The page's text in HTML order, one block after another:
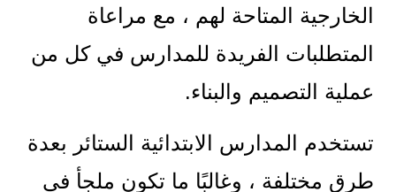
الخارجية المتاحة لهم ، مع مراعاة
المتطلبات الفريدة للمدارس في كل من
عملية التصميم والبناء.
تستخدم المدارس الابتدائية الستائر بعدة
طرق مختلفة ، وغالبًا ما تكون ملجأ في